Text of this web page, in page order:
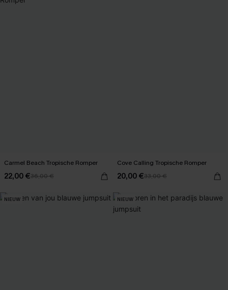
Carmel Beach Tropische Romper
22,00 €36,00 €
Cove Calling Tropische Romper
20,00 €33,00 €
NIEUW NIEUW